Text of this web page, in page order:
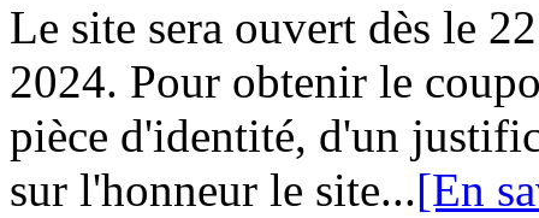
Le site sera ouvert dès le
2024. Pour obtenir le
pièce d'identité, d'un
sur l'honneur le site...[En